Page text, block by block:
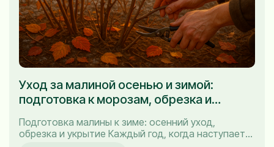
Уход за малиной осенью и зимой:
подготовка к морозам, обрезка и
Подготовка малины к зиме: осенний уход,
обрезка и укрытие Каждый год, когда наступает